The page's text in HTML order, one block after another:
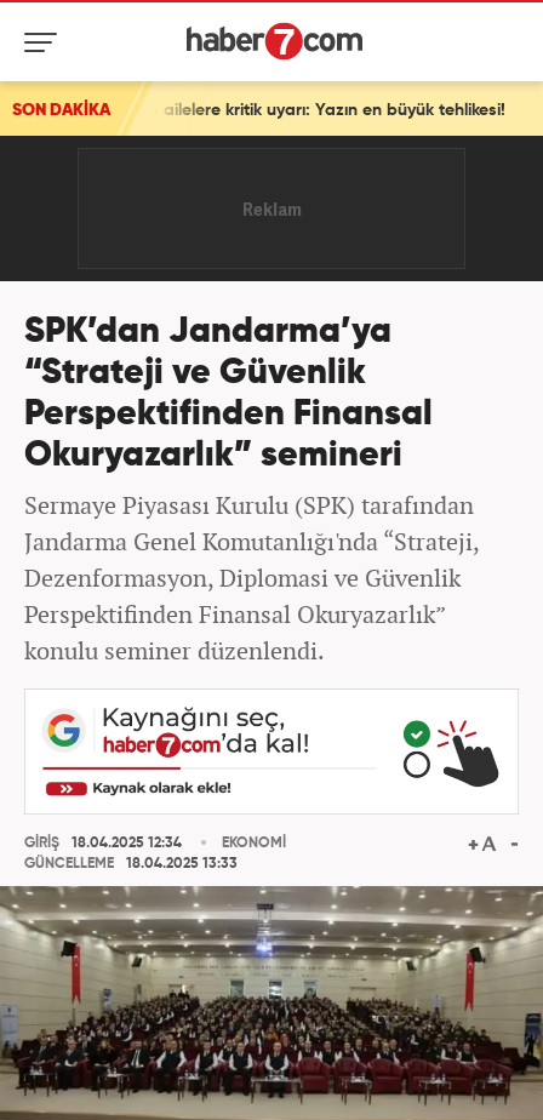
SON DAKİKA
ailelere kritik uyarı: Yazın en büyük tehlikesi!
SPK’dan Jandarma’ya
“Strateji ve Güvenlik
Perspektifinden Finansal
Okuryazarlık” semineri
Sermaye Piyasası Kurulu (SPK) tarafından
Jandarma Genel Komutanlığı'nda “Strateji,
Dezenformasyon, Diplomasi ve Güvenlik
Perspektifinden Finansal Okuryazarlık”
konulu seminer düzenlendi.
GİRİŞ
18.04.2025 12:34
GÜNCELLEME
18.04.2025 13:33
EKONOMİ